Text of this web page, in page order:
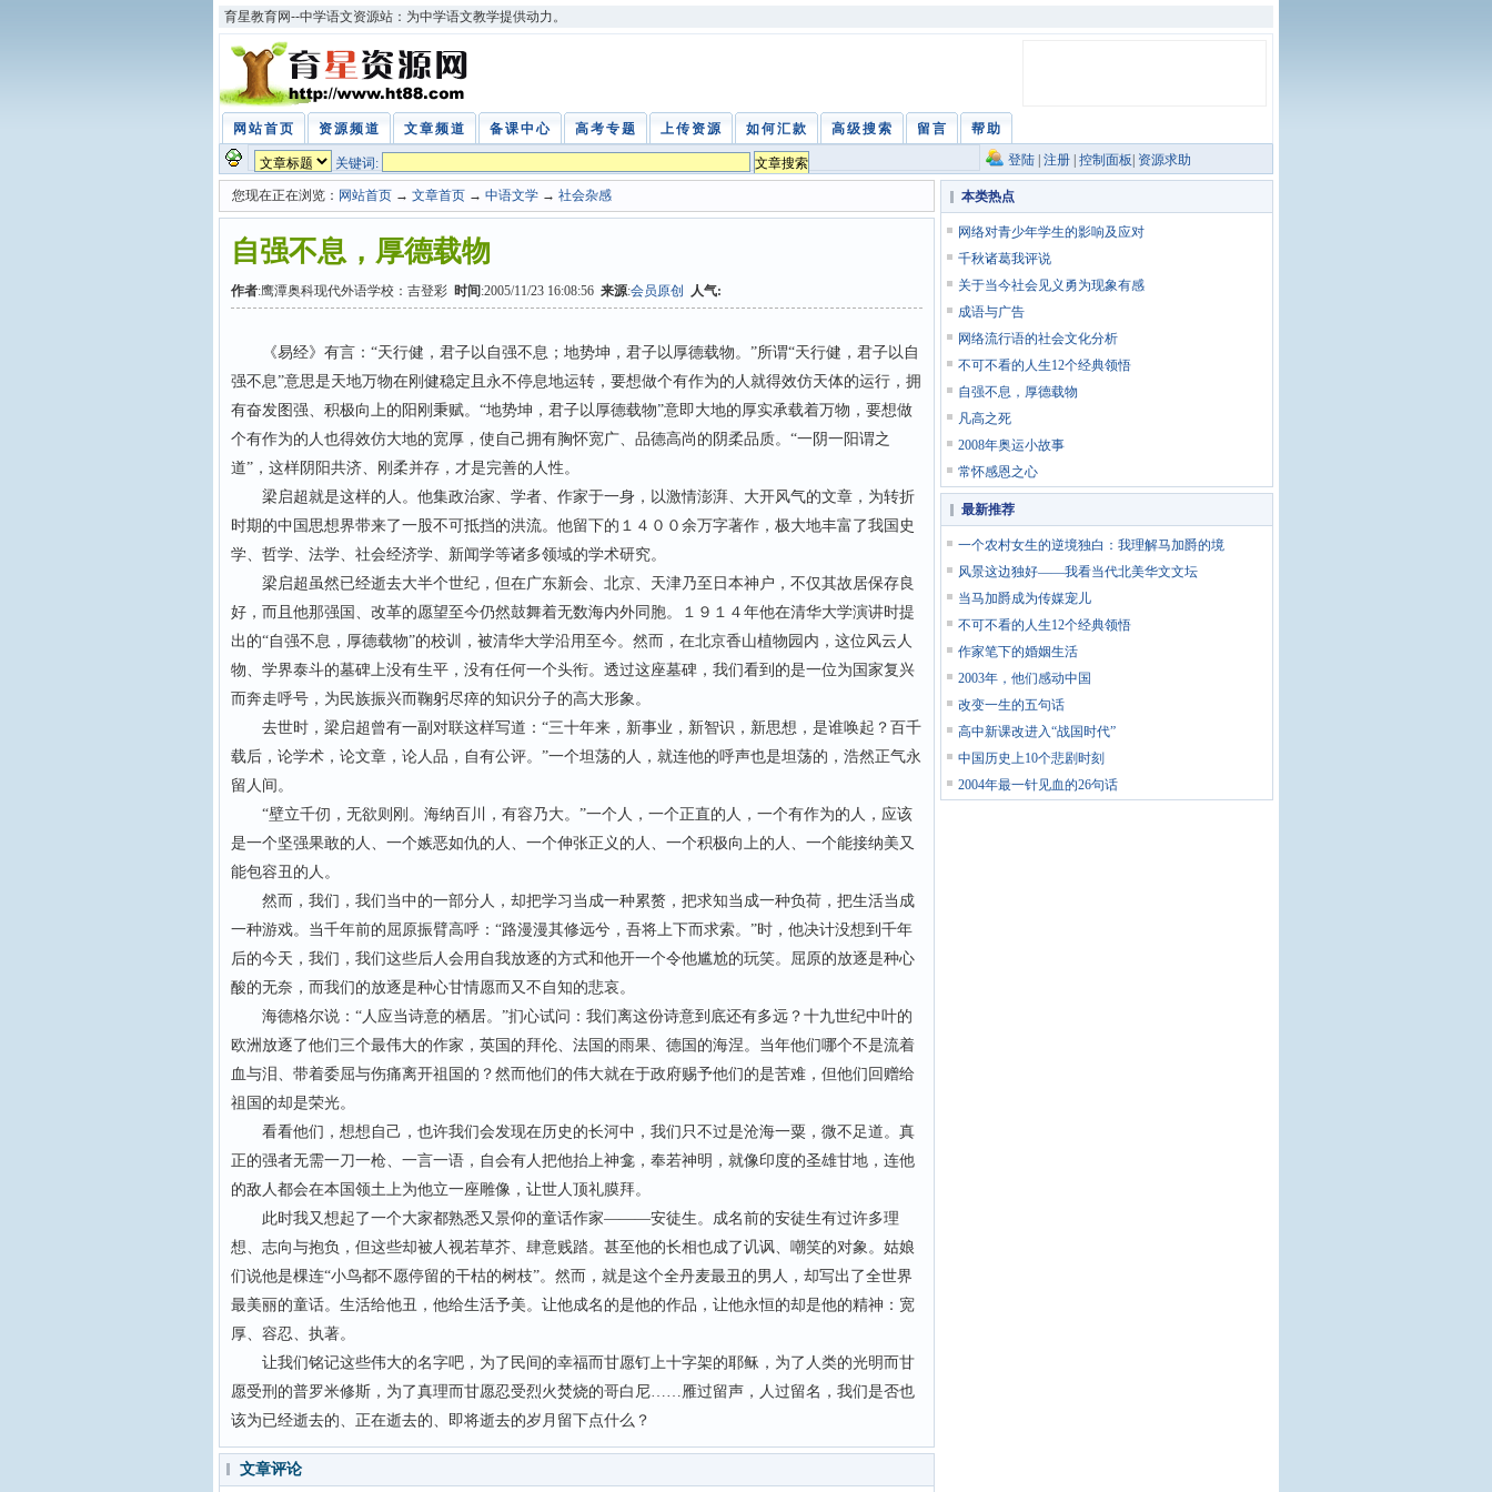
育星教育网--中学语文资源站：为中学语文教学提供动力。
网站首页 资源频道 文章频道 备课中心 高考专题 上传资源 如何汇款 高级搜索 留言 帮助
关键词: 登陆 注册 控制面板 资源求助
您现在正在浏览： 网站首页 → 文章首页 → 中语文学 → 社会杂感
自强不息，厚德载物
作者:鹰潭奥科现代外语学校：吉登彩 时间 :2005/11/23 16:08:56 来源:会员原创 人气:
《易经》有言：“天行健，君子以自强不息；地势坤，君子以厚德载物。”所谓“天行健，君子以自
强不息”意思是天地万物在刚健稳定且永不停息地运转，要想做个有作为的人就得效仿天体的运行，拥
有奋发图强、积极向上的阳刚秉赋。“地势坤，君子以厚德载物”意即大地的厚实承载着万物，要想做
个有作为的人也得效仿大地的宽厚，使自己拥有胸怀宽广、品德高尚的阴柔品质。“一阴一阳谓之
道”，这样阴阳共济、刚柔并存，才是完善的人性。
梁启超就是这样的人。他集政治家、学者、作家于一身，以激情澎湃、大开风气的文章，为转折
时期的中国思想界带来了一股不可抵挡的洪流。他留下的１４００余万字著作，极大地丰富了我国史
学、哲学、法学、社会经济学、新闻学等诸多领域的学术研究。
梁启超虽然已经逝去大半个世纪，但在广东新会、北京、天津乃至日本神户，不仅其故居保存良
好，而且他那强国、改革的愿望至今仍然鼓舞着无数海内外同胞。１９１４年他在清华大学演讲时提
出的“自强不息，厚德载物”的校训，被清华大学沿用至今。然而，在北京香山植物园内，这位风云人
物、学界泰斗的墓碑上没有生平，没有任何一个头衔。透过这座墓碑，我们看到的是一位为国家复兴
而奔走呼号，为民族振兴而鞠躬尽瘁的知识分子的高大形象。
去世时，梁启超曾有一副对联这样写道：“三十年来，新事业，新智识，新思想，是谁唤起？百千
载后，论学术，论文章，论人品，自有公评。”一个坦荡的人，就连他的呼声也是坦荡的，浩然正气永
留人间。
“壁立千仞，无欲则刚。海纳百川，有容乃大。”一个人，一个正直的人，一个有作为的人，应该
是一个坚强果敢的人、一个嫉恶如仇的人、一个伸张正义的人、一个积极向上的人、一个能接纳美又
能包容丑的人。
然而，我们，我们当中的一部分人，却把学习当成一种累赘，把求知当成一种负荷，把生活当成
一种游戏。当千年前的屈原振臂高呼：“路漫漫其修远兮，吾将上下而求索。”时，他决计没想到千年
后的今天，我们，我们这些后人会用自我放逐的方式和他开一个令他尴尬的玩笑。屈原的放逐是种心
酸的无奈，而我们的放逐是种心甘情愿而又不自知的悲哀。
海德格尔说：“人应当诗意的栖居。”扪心试问：我们离这份诗意到底还有多远？十九世纪中叶的
欧洲放逐了他们三个最伟大的作家，英国的拜伦、法国的雨果、德国的海涅。当年他们哪个不是流着
血与泪、带着委屈与伤痛离开祖国的？然而他们的伟大就在于政府赐予他们的是苦难，但他们回赠给
祖国的却是荣光。
看看他们，想想自己，也许我们会发现在历史的长河中，我们只不过是沧海一粟，微不足道。真
正的强者无需一刀一枪、一言一语，自会有人把他抬上神龛，奉若神明，就像印度的圣雄甘地，连他
的敌人都会在本国领土上为他立一座雕像，让世人顶礼膜拜。
此时我又想起了一个大家都熟悉又景仰的童话作家———安徒生。成名前的安徒生有过许多理
想、志向与抱负，但这些却被人视若草芥、肆意贱踏。甚至他的长相也成了讥讽、嘲笑的对象。姑娘
们说他是棵连“小鸟都不愿停留的干枯的树枝”。然而，就是这个全丹麦最丑的男人，却写出了全世界
最美丽的童话。生活给他丑，他给生活予美。让他成名的是他的作品，让他永恒的却是他的精神：宽
厚、容忍、执著。
让我们铭记这些伟大的名字吧，为了民间的幸福而甘愿钉上十字架的耶稣，为了人类的光明而甘
愿受刑的普罗米修斯，为了真理而甘愿忍受烈火焚烧的哥白尼……雁过留声，人过留名，我们是否也
该为已经逝去的、正在逝去的、即将逝去的岁月留下点什么？
文章评论
本类热点
网络对青少年学生的影响及应对
千秋诸葛我评说
关于当今社会见义勇为现象有感
成语与广告
网络流行语的社会文化分析
不可不看的人生12个经典领悟
自强不息，厚德载物
凡高之死
2008年奥运小故事
常怀感恩之心
最新推荐
一个农村女生的逆境独白：我理解马加爵的境
风景这边独好——我看当代北美华文文坛
当马加爵成为传媒宠儿
不可不看的人生12个经典领悟
作家笔下的婚姻生活
2003年，他们感动中国
改变一生的五句话
高中新课改进入“战国时代”
中国历史上10个悲剧时刻
2004年最一针见血的26句话